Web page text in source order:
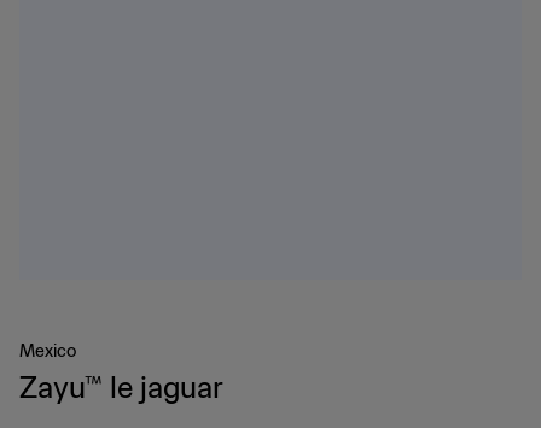
Mexico
Zayu™ le jaguar